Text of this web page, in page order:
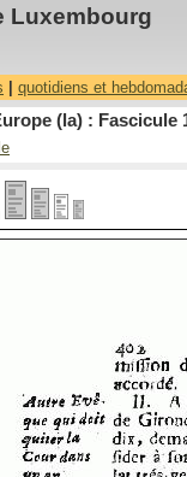
Luxembourg
quotidiens et
(la) : Fascicule